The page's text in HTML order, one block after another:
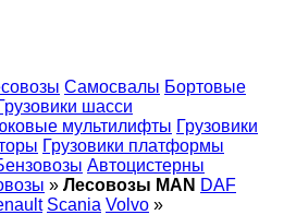
Самосвалы Бортовые
шасси
мультилифты Грузовики
Грузовики платформы
Автоцистерны
» Лесовозы MAN DAF
Scania Volvo »